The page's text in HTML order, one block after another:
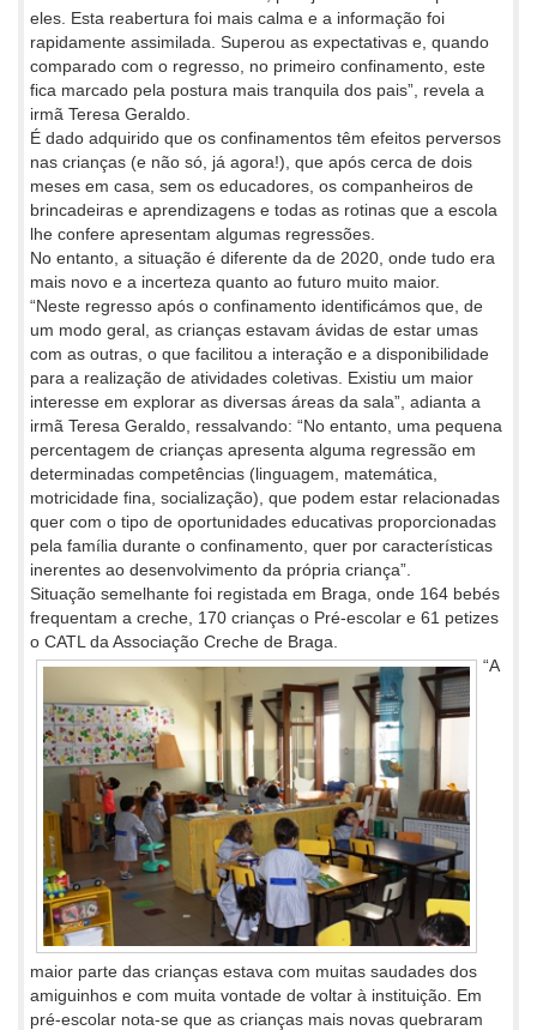
eles. Esta reabertura foi mais calma e a informação foi
rapidamente assimilada. Superou as expectativas e, quando
comparado com o regresso, no primeiro confinamento, este
fica marcado pela postura mais tranquila dos pais”, revela a
irmã Teresa Geraldo.
É dado adquirido que os confinamentos têm efeitos perversos
nas crianças (e não só, já agora!), que após cerca de dois
meses em casa, sem os educadores, os companheiros de
brincadeiras e aprendizagens e todas as rotinas que a escola
lhe confere apresentam algumas regressões.
No entanto, a situação é diferente da de 2020, onde tudo era
mais novo e a incerteza quanto ao futuro muito maior.
“Neste regresso após o confinamento identificámos que, de
um modo geral, as crianças estavam ávidas de estar umas
com as outras, o que facilitou a interação e a disponibilidade
para a realização de atividades coletivas. Existiu um maior
interesse em explorar as diversas áreas da sala”, adianta a
irmã Teresa Geraldo, ressalvando: “No entanto, uma pequena
percentagem de crianças apresenta alguma regressão em
determinadas competências (linguagem, matemática,
motricidade fina, socialização), que podem estar relacionadas
quer com o tipo de oportunidades educativas proporcionadas
pela família durante o confinamento, quer por características
inerentes ao desenvolvimento da própria criança”.
Situação semelhante foi registada em Braga, onde 164 bebés
frequentam a creche, 170 crianças o Pré-escolar e 61 petizes
o CATL da Associação Creche de Braga.
“A
maior parte das crianças estava com muitas saudades dos
amiguinhos e com muita vontade de voltar à instituição. Em
pré-escolar nota-se que as crianças mais novas quebraram